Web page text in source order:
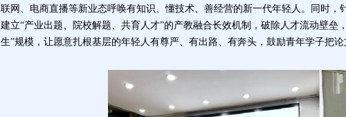
联网、电商直播等新业态呼唤有知识、懂技术、善经营的新一代年轻人。同时
建立“产业出题、院校解题、共育人才”的产教融合长效机制 ， 破除人才流动壁垒
生”规模，让愿意扎根基层的年轻人有尊严、有出路、有奔头，鼓励青年学子把